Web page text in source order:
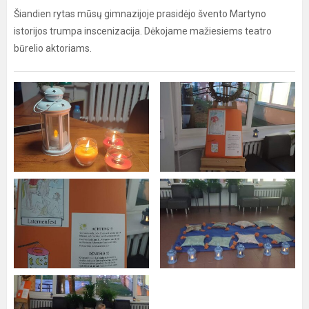
Šiandien rytas mūsų gimnazijoje prasidėjo švento Martyno
istorijos trumpa inscenizacija. Dėkojame mažiesiems teatro
būrelio aktoriams.